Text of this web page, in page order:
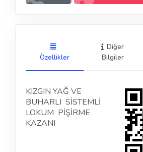
Özellikler
Diğer
Bilgiler
KIZGIN YAĞ VE
BUHARLI SİSTEMLİ
LOKUM PİŞİRME
KAZANI